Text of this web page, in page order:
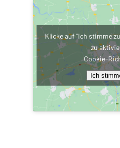
Klicke auf "Ich stimme
zu
Cookie-
Ich